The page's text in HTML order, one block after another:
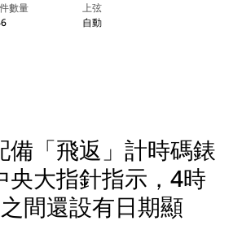
數量
上弦
自動
備「飛返」計時碼錶
央大指針指示，4時
間還設有日期顯